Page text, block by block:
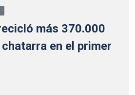
más 370.000
en el primer